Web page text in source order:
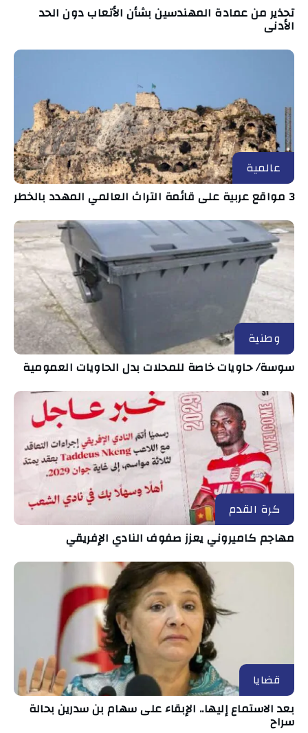
تحذير من عمادة المهندسين بشأن الأتعاب دون الحد
الأدنى
عالمية
3 مواقع عربية على قائمة التراث العالمي المهدد بالخطر
وطنية
سوسة/ حاويات خاصة للمحلات بدل الحاويات العمومية
كرة القدم
مهاجم كاميروني يعزز صفوف النادي الإفريقي
قضايا
بعد الاستماع إليها.. الإبقاء على سهام بن سدرين بحالة
سراح